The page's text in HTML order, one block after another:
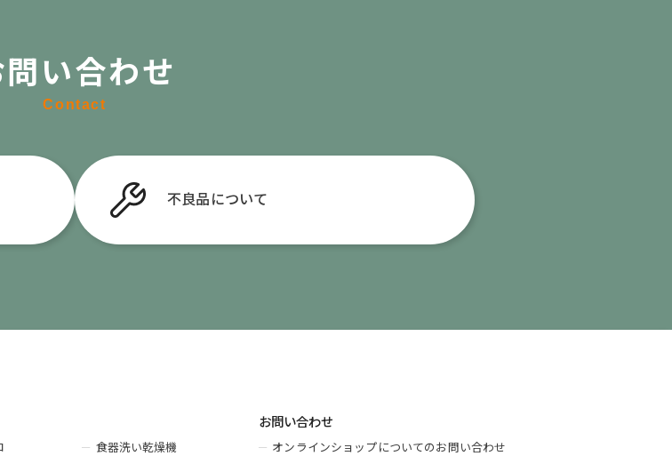
問い合わせ
Contact
不良品 について
食器洗い乾燥機
お問い合わせ
オンラインショップについてのお問い合わせ